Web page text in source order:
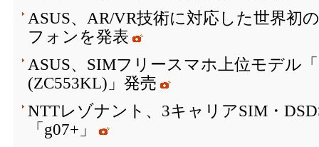
ASUS、AR/VR技術に対応した世界初
フォンを発表
ASUS、SIMフリースマホ上位モデル「
(ZC553KL)」発売
NTTレゾナント、3キャリアSIM・
「g07+」